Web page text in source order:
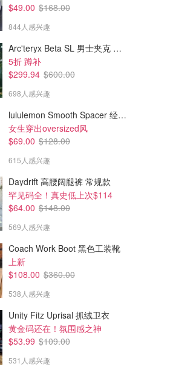
挂件
$54.99 $66.99
POP MART SKULLPANDA 开
到花丛中
amazon.ca
$49.00 $168.00
844人感兴趣
Arc'teryx Beta SL 男士夹克 黑色
5折 蹲补
$299.94 $600.00
698人感兴趣
lululemon Smooth Spacer 经典卫衣
女生穿出oversized风
$69.00 $128.00
615人感兴趣
Daydrift 高腰阔腿裤 常规款
罕见码全！真史低上次$114
$64.00 $148.00
569人感兴趣
Coach Work Boot 黑色工装靴
上新
$108.00 $360.00
538人感兴趣
Unity Fitz Uprisal 抓绒卫衣
黄金码还在！氛围感之神
$53.99 $109.00
531人感兴趣